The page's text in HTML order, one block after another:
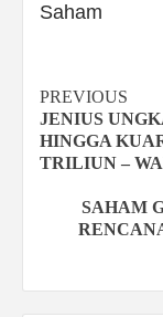
Saham
Reading
PREVIOUS
JENIUS
HINGGA
TRILIUN –
SAHAM